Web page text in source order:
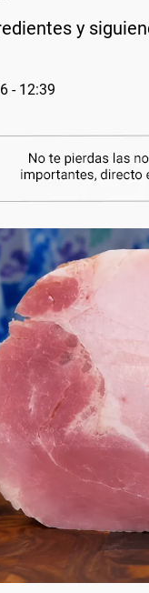
y
- 12:39